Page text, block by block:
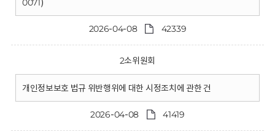
0071)
2026-04-08 42339
2소위원회
개인정보보호 법규 위반행위에 대한 시정조치에 관한 건
2026-04-08 41419